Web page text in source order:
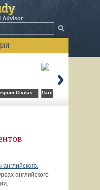
Advisor
Civitas Лагерь компьютерных
английского.
английского